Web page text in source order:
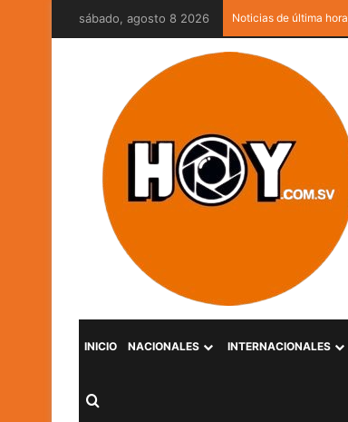
sábado, agosto 8 2026 Noticias de última hora
INICIO NACIONALES INTERNACIONALES
Buscar por